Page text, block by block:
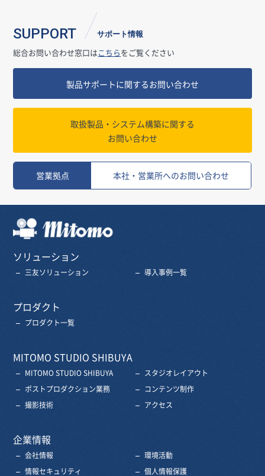
SUPPORT サポート情報
総合お問い合わせ窓口はこちらをご覧ください
製品サポートに関するお問い合わせ
取扱製品・システム構築に関する
お問い合わせ
営業拠点 本社・営業所へのお問い合わせ
ソリューション
三友ソリューション 導入事例一覧
プロダクト
プロダクト一覧
MITOMO STUDIO SHIBUYA
MITOMO STUDIO SHIBUYA
スタジオレイアウト
ポストプロダクション業務
コンテンツ制作
撮影技術
アクセス
企業情報
会社情報
環境活動
情報セキュリティ
個人情報保護